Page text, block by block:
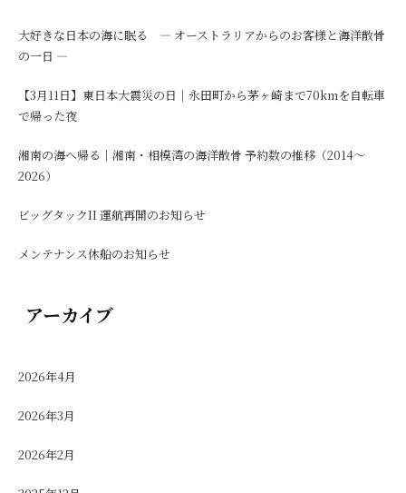
大好きな日本の海に眠る ― オーストラリアからのお客様と海洋散骨
の一日 ―
【3月11日】東日本大震災の日｜永田町から茅ヶ崎まで70kmを自転車
で帰った夜
湘南の海へ帰る｜湘南・相模湾の海洋散骨 予約数の推移（2014〜
2026）
ビッグタックII 運航再開のお知らせ
メンテナンス休船のお知らせ
アーカイブ
2026年4月
2026年3月
2026年2月